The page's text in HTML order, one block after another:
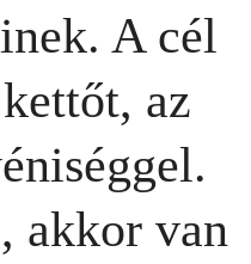
A cél
az
akkor van